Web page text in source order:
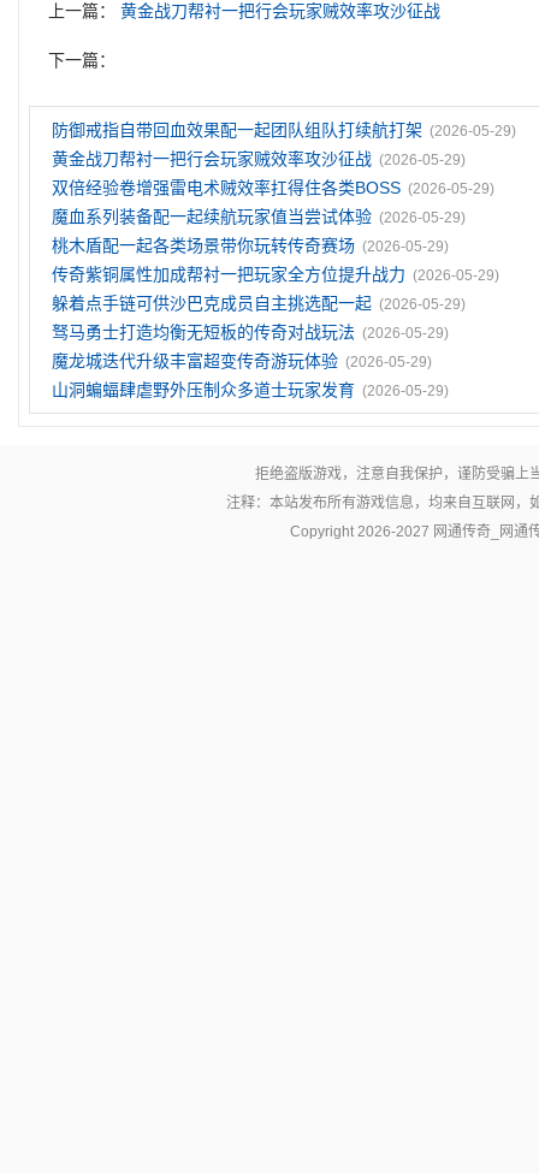
上一篇：黄金战刀帮衬一把行会玩家贼效率攻沙征战
下一篇：
防御戒指自带回血效果配一起团队组队打续航打架 (2026-05-29)
黄金战刀帮衬一把行会玩家贼效率攻沙征战 (2026-05-29)
双倍经验卷‌增强雷电术贼效率扛得住各类BOSS (2026-05-29)
魔血系列装备配一起续航玩家值当尝试体验 (2026-05-29)
桃木盾配一起各类场景带你玩转传奇赛场 (2026-05-29)
传奇紫铜属性加成帮衬一把玩家全方位提升战力 (2026-05-29)
躲着点手链可供沙巴克成员自主挑选配一起 (2026-05-29)
驽马勇士打造均衡无短板的传奇对战玩法 (2026-05-29)
魔龙城迭代升级丰富超变传奇游玩体验 (2026-05-29)
山洞蝙蝠肆虐野外压制众多道士玩家发育 (2026-05-29)
拒绝盗版游戏，注意自我保护，谨防受骗上
注释：本站发布所有游戏信息，均来自互联网
Copyright 2026-2027 网通传奇_网通